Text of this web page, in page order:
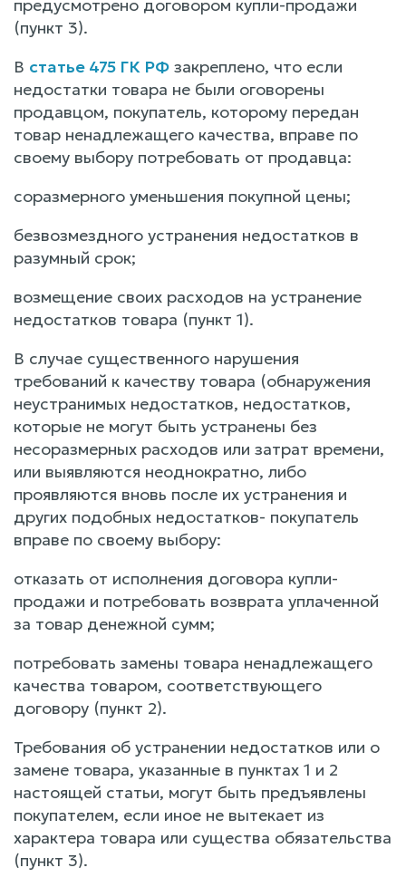
предусмотрено договором купли-продажи
(пункт 3).
В статье 475 ГК РФ закреплено, что если
недостатки товара не были оговорены
продавцом, покупатель, которому передан
товар ненадлежащего качества, вправе по
своему выбору потребовать от продавца:
соразмерного уменьшения покупной цены;
безвозмездного устранения недостатков в
разумный срок;
возмещение своих расходов на устранение
недостатков товара (пункт 1).
В случае существенного нарушения
требований к качеству товара (обнаружения
неустранимых недостатков, недостатков,
которые не могут быть устранены без
несоразмерных расходов или затрат времени,
или выявляются неоднократно, либо
проявляются вновь после их устранения и
других подобных недостатков- покупатель
вправе по своему выбору:
отказать от исполнения договора купли-
продажи и потребовать возврата уплаченной
за товар денежной сумм;
потребовать замены товара ненадлежащего
качества товаром, соответствующего
договору (пункт 2).
Требования об устранении недостатков или о
замене товара, указанные в пунктах 1 и 2
настоящей статьи, могут быть предъявлены
покупателем, если иное не вытекает из
характера товара или существа обязательства
(пункт 3).